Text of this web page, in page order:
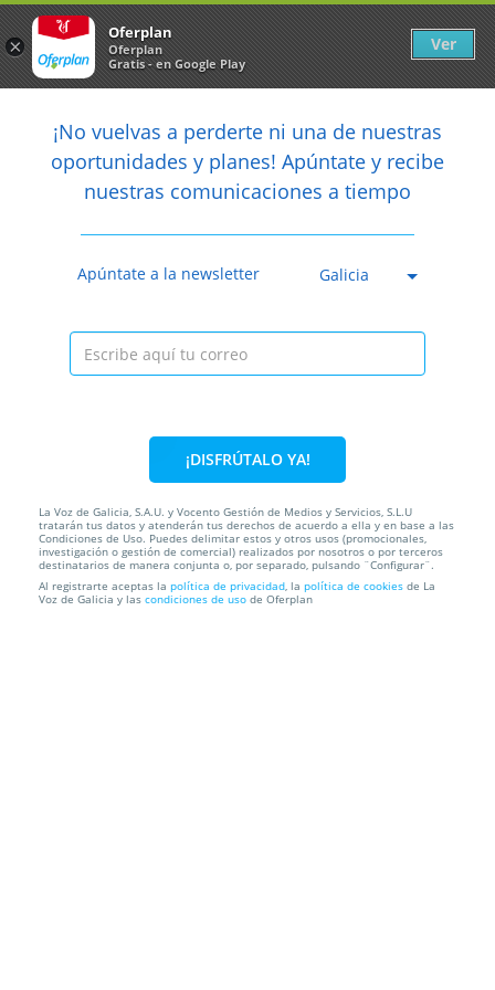

Caducada
Anterior
27% 87,50€ 63,90€
Escapada a un oasis de lujo: Alojamiento, desayuno
y Talaso ...
Eurostars Louxo Talaso**** A Toxa
arrow_back Newsletter
¡No vuelvas a perderte ni una de nuestras
oportunidades y planes! Apúntate y recibe
nuestras comunicaciones a tiempo
Apúntate a la newsletter Galicia
¡DISFRÚTALO YA!
La Voz de Galicia, S.A.U. y Vocento Gestión de Medios y Servicios, S.L.U
tratarán tus datos y atenderán tus derechos de acuerdo a ella y en base a las
Condiciones de Uso. Puedes delimitar estos y otros usos (promocionales,
investigación o gestión de comercial) realizados por nosotros o por terceros
destinatarios de manera conjunta o, por separado, pulsando ¨Configurar¨.
Al registrarte aceptas la política de privacidad, la política de cookies de La
Voz de Galicia y las condiciones de uso de Oferplan
×
Oferplan
Oferplan
Gratis - en Google Play
Ver